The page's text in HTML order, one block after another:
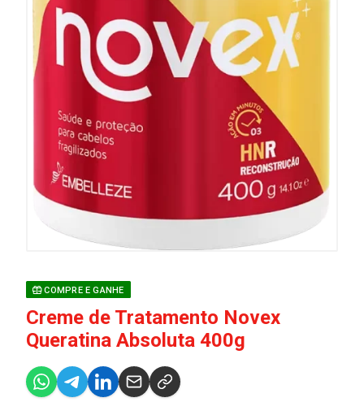
COMPRE E GANHE
Creme de Tratamento Novex
Queratina Absoluta 400g